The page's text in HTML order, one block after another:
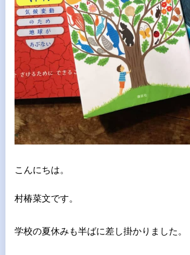
こんにちは。
村椿菜文です。
学校の夏休みも半ばに差し掛かりました。